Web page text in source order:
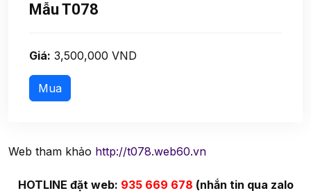
Mẫu T078
Giá: 3,500,000 VND
Web tham khảo http://t078.web60.vn
HOTLINE đặt web: 935 669 678 (nhắn tin qua zalo